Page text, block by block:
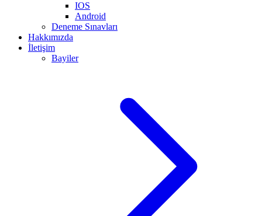
IOS
Android
Deneme Sınavları
Hakkımızda
İletişim
Bayiler